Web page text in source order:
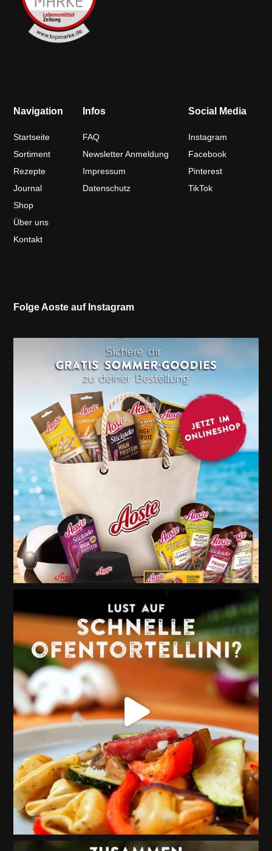
Navigation
Startseite
Sortiment
Rezepte
Journal
Shop
Über uns
Kontakt
Infos
FAQ
Newsletter Anmeldung
Impressum
Datenschutz
Social Media
Instagram
Facebook
Pinterest
TikTok
Folge Aoste auf Instagram